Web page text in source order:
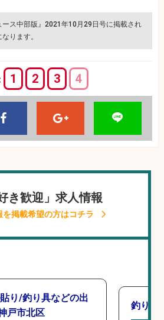
ース中部版』2021年10月29日号に掲載され
ります。
1 2 3 4
き歓迎」求人情報
を掲載希望の方はコチラ
り/釣り具などの出
戸市北区
釣り具